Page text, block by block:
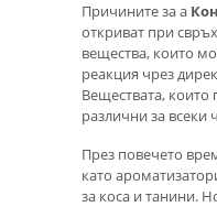
Причините за а
откриват при
вещества, които
реакция чрез
Веществата, които
различни за всеки
През повечето
като
за коса и танини.